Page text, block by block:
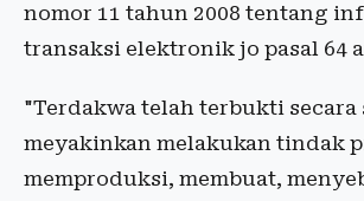
nomor 11 tahun 2008 tentang
transaksi elektronik jo pasal 64
"Terdakwa telah terbukti secara
meyakinkan melakukan tindak
memproduksi, membuat,